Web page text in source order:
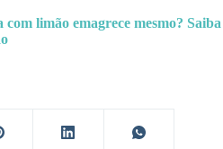
com limão emagrece mesmo? Saiba